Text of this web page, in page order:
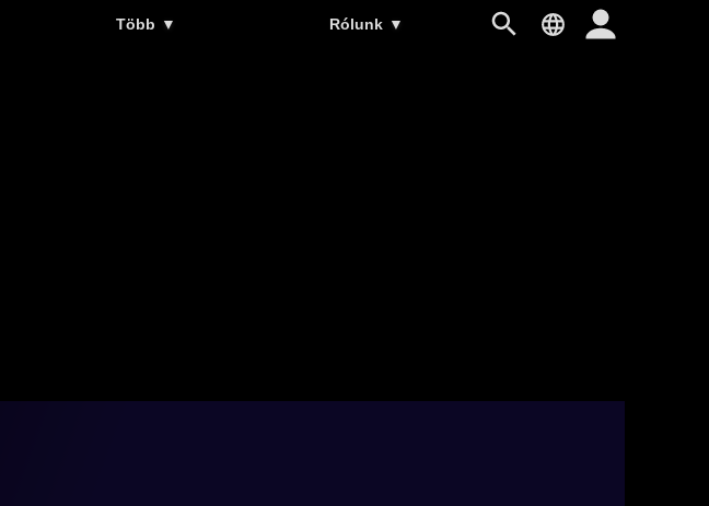
Több ▼ Rólunk ▼